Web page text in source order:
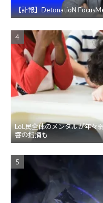
【訃報】DetonatioN
LoL民全体のメンタルが年々
響の指摘も